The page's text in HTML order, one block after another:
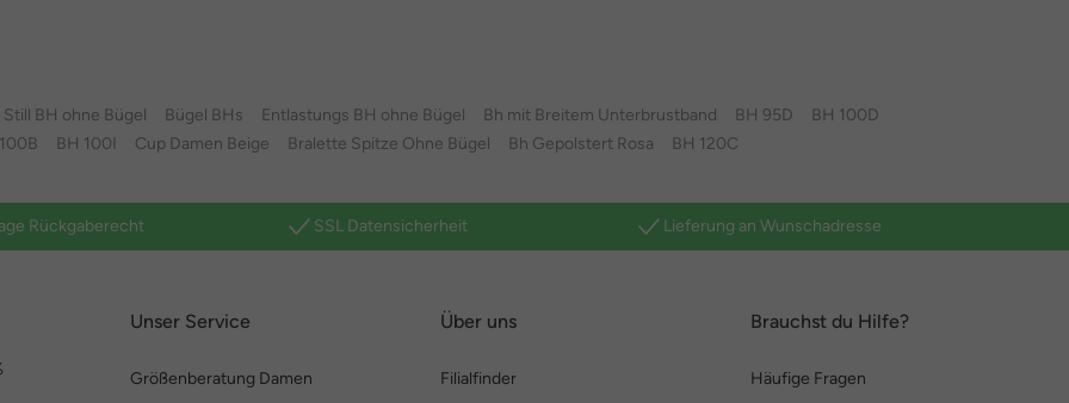
Still BH ohne Bügel Bügel BHs Entlastungs BH ohne Bügel Bh mit Breitem Unterbrustband BH 95D
BH 100D
BH 100I Cup Damen Beige Bralette Spitze Ohne Bügel Bh Gepolstert Rosa BH 120C
Rückgaberecht SSL Datensicherheit Lieferung an Wunschadresse
Unser Service
Größenberatung Damen
Über uns
Filialfinder
Brauchst du Hilfe?
Häufige Fragen